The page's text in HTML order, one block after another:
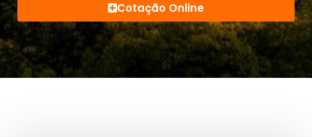
Cotação Online